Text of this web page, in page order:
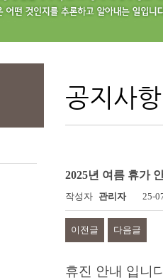
공지사항
2025년 여름 휴가
작성자 관리자 25-
이전글 다음글
휴진 안내 입니